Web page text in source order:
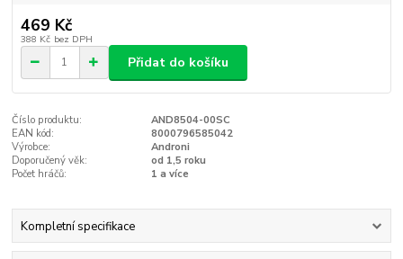
469 Kč
388 Kč bez DPH
Přidat do košíku
Číslo produktu:
AND8504-00SC
EAN kód:
8000796585042
Výrobce:
Androni
Doporučený věk:
od 1,5 roku
Počet hráčů:
1 a více
Kompletní specifikace